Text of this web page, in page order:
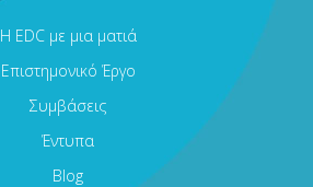
Η EDC με μια ματιά
Επιστημονικό Έργο
Συμβάσεις
Έντυπα
Blog